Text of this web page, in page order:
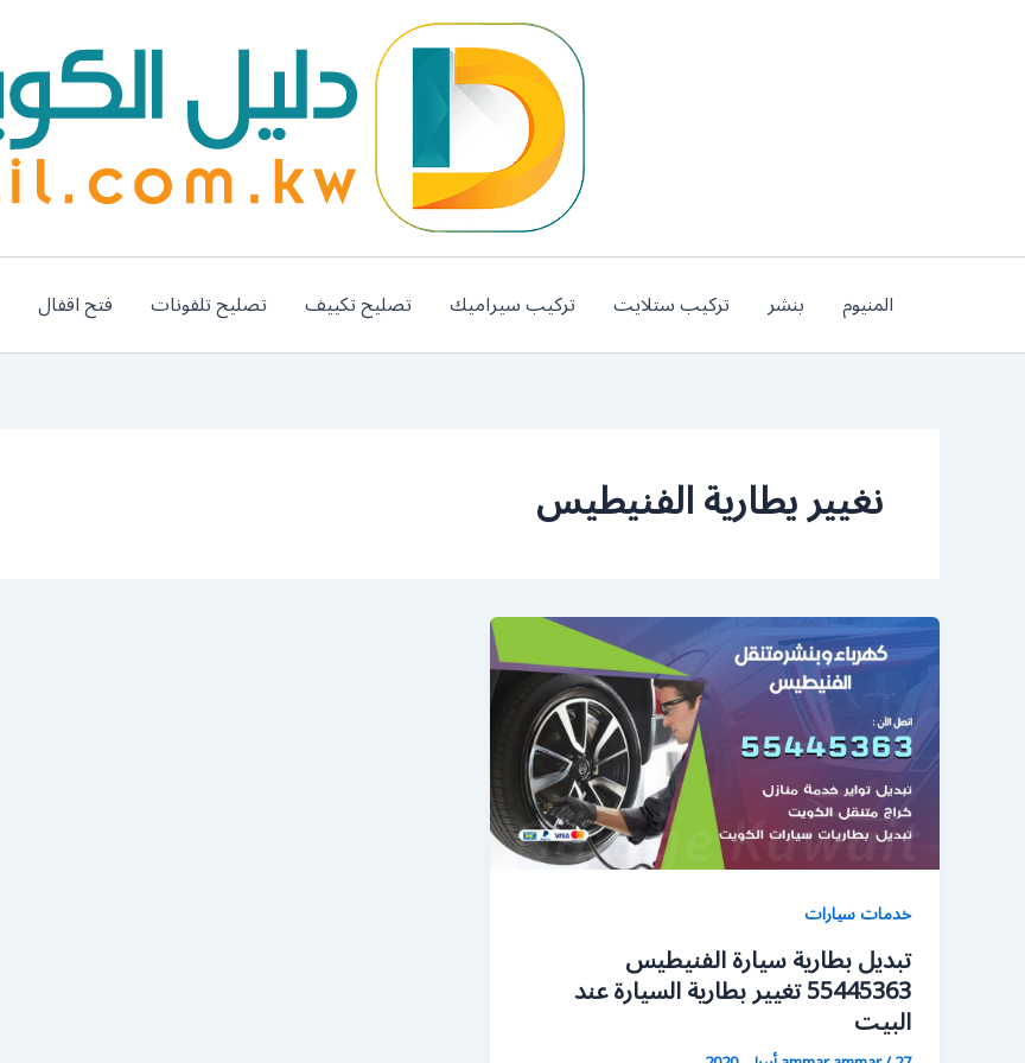
المنيوم بنشر تركيب ستلايت تركيب سيراميك تصليح تكييف تصليح تلفونات فتح اقفال
نغيير يطارية الفنيطيس
خدمات سيارات
تبديل بطارية سيارة الفنيطيس
55445363 تغيير بطارية السيارة عند
البيت